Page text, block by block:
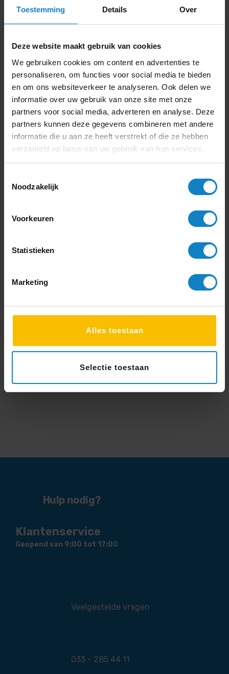
Toestemming Details Over
Deze website maakt gebruik van cookies
We gebruiken cookies om content en advertenties te
personaliseren, om functies voor social media te bieden
en om ons websiteverkeer te analyseren. Ook delen we
informatie over uw gebruik van onze site met onze
partners voor social media, adverteren en analyse. Deze
partners kunnen deze gegevens combineren met andere
informatie die u aan ze heeft verstrekt of die ze hebben
verzameld op basis van uw gebruik van hun services.
Noodzakelijk
Voorkeuren
Statistieken
Marketing
Alles toestaan
Selectie toestaan
installatie. Ook aftersales verliep erg
Klantenservice
Geopend van 9:00 tot 17:00
Veelgestelde vragen
033 - 285 44 11
Stuur een bericht
merken:
Hulp nodig?
Klantenservice
Geopend van 9:00 tot 17:00
Veelgestelde vragen
033 - 285 44 11